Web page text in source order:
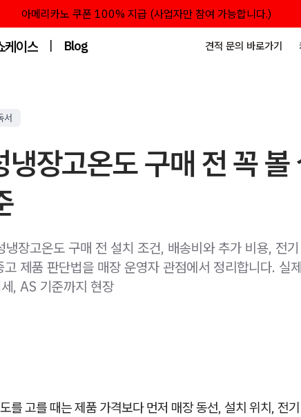
아메리카노 쿠폰 100% 지급 (사업자만 참여 가능합니다.)
케이스 | Blog 견적 문의 바로가기
서
냉장고온도 구매 전 꼭 볼
냉장고온도 구매 전 설치 조건, 배송비와 추가 비용, 전
제품 판단법을 매장 운영자 관점에서 정리합니다. 실
, AS 기준까지 현장
를 고를 때는 제품 가격보다 먼저 매장 동선, 설치 위치, 전